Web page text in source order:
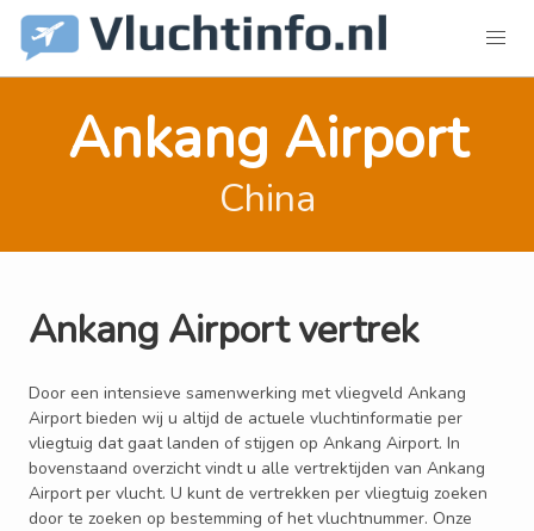
Ankang Airport
China
Ankang Airport vertrek
Door een intensieve samenwerking met vliegveld Ankang
Airport bieden wij u altijd de actuele vluchtinformatie per
vliegtuig dat gaat landen of stijgen op Ankang Airport. In
bovenstaand overzicht vindt u alle vertrektijden van Ankang
Airport per vlucht. U kunt de vertrekken per vliegtuig zoeken
door te zoeken op bestemming of het vluchtnummer. Onze